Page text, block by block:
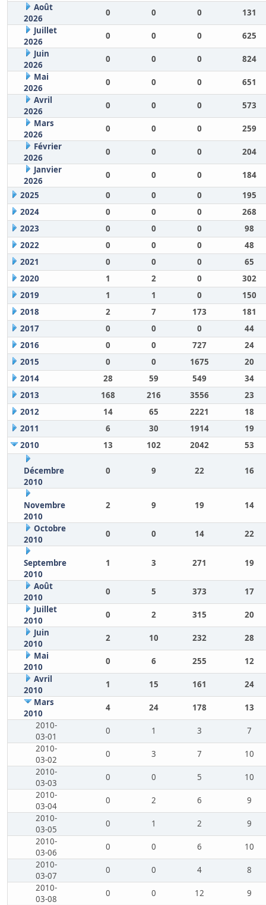
Août
2026
0 0 0
131
Juillet
2026
0 0 0
625
Juin
2026
0 0 0
824
Mai
2026
0 0 0
651
Avril
2026
0 0 0
573
Mars
2026
0 0 0
259
Février
2026
0 0 0
204
Janvier
2026
0 0 0
184
2025
0 0 0
195
2024
0 0 0
268
2023
0 0 0
98
2022
0 0 0
48
2021
0 0 0
65
2020
1 2 0
302
2019
1 1 0
150
2018
2 7 173
181
2017
0 0 0
44
2016
0 0 727
24
2015
0 0 1675
20
2014
28 59 549
34
2013
168 216 3556
23
2012
14 65 2221
18
2011
6 30 1914
19
2010
13 102 2042 53
Décembre
2010
0 9 22 16
Novembre
2010
2 9 19 14
Octobre
2010
0 0 14 22
Septembre
2010
1 3 271 19
Août
2010
0 5 373
17
Juillet
2010
0 2 315
20
Juin
2010
2 10 232
28
Mai
2010
0 6 255
12
Avril
2010
1 15 161
24
Mars
2010
4 24 178
13
2010-
03-01
0 1 3
7
2010-
03-02
0 3 7
10
2010-
03-03
0 0 5
10
2010-
03-04
0 2 6
9
2010-
03-05
0 1 2
9
2010-
03-06
0 0 6
10
2010-
03-07
0 0 4
8
2010-
03-08
0 0 12
9